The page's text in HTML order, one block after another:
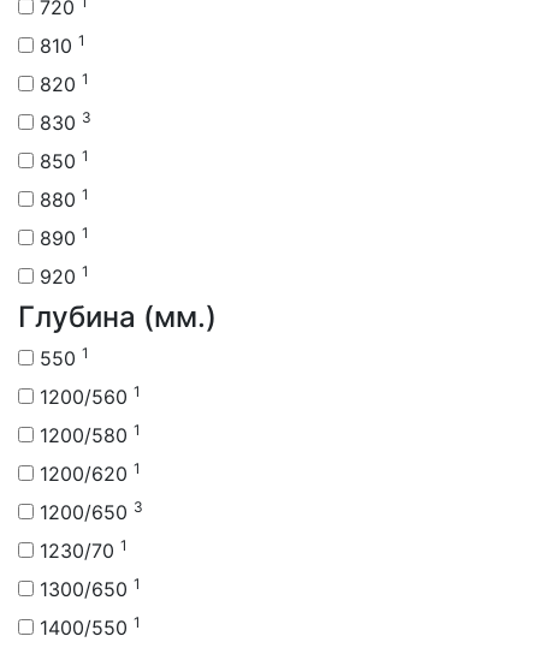
720
810 1
820 1
830 3
850 1
880 1
890 1
920 1
Глубина (мм.)
550 1
1200/560 1
1200/580 1
1200/620 1
1200/650 3
1230/70 1
1300/650 1
1400/550 1